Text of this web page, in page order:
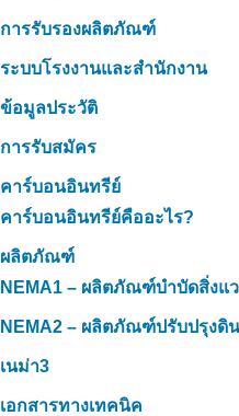
การรับรองผลิตภัณฑ์
ระบบโรงงานและสำนักงาน
ข้อมูลประวัติ
การรับสมัคร
คาร์บอนอินทรีย์
คาร์บอนอินทรีย์คืออะไร?
ผลิตภัณฑ์
NEMA1 – ผลิตภัณฑ์บำบัดสิ่งแ
NEMA2 – ผลิตภัณฑ์ปรับปรุงดิน
เนม่า3
เอกสารทางเทคนิค